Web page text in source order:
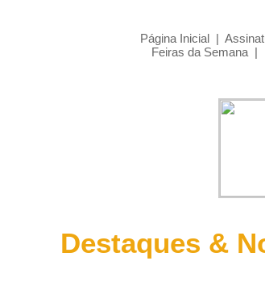
Página Inicial |
Feiras da Semana |
Destaques &